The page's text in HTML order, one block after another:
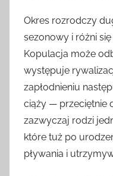
Okres rozrodczy
sezonowy i różni
Kopulacja może
występuje
zapłodnieniu
ciąży — przeciętnie
zazwyczaj rodzi
które tuż po
pływania i